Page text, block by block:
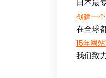
日本最
创建一
在全球
15年网
我们致